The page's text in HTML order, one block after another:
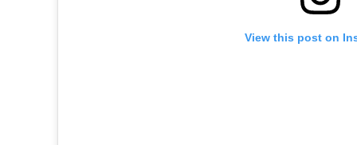
View this post on